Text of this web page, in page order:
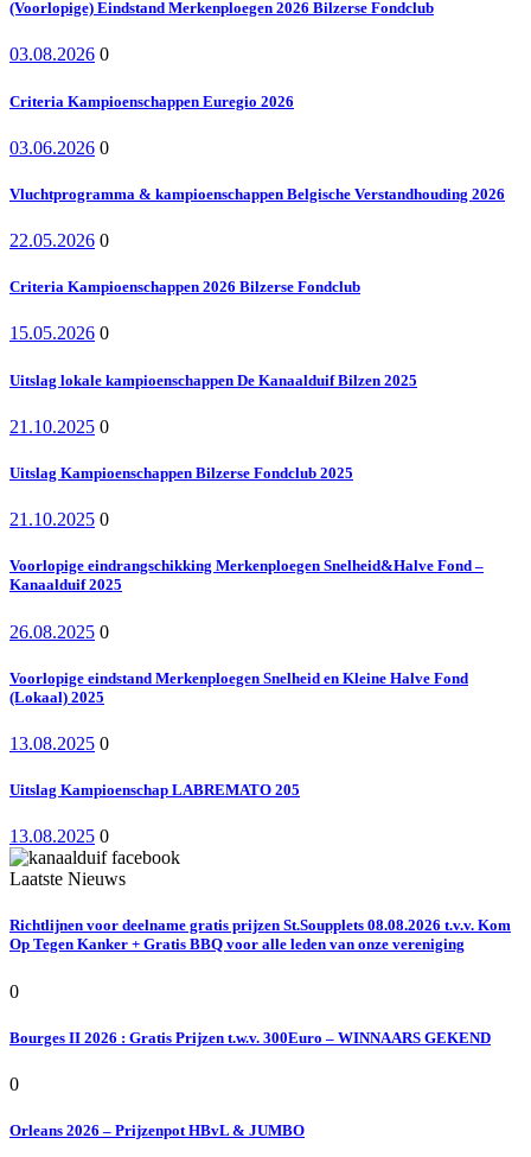
(Voorlopige) Eindstand Merkenploegen 2026 Bilzerse Fondclub
03.08.2026 0
Criteria Kampioenschappen Euregio 2026
03.06.2026 0
Vluchtprogramma & kampioenschappen Belgische Verstandhouding 2026
22.05.2026 0
Criteria Kampioenschappen 2026 Bilzerse Fondclub
15.05.2026 0
Uitslag lokale kampioenschappen De Kanaalduif Bilzen 2025
21.10.2025 0
Uitslag Kampioenschappen Bilzerse Fondclub 2025
21.10.2025 0
Voorlopige eindrangschikking Merkenploegen Snelheid&Halve Fond –
Kanaalduif 2025
26.08.2025 0
Voorlopige eindstand Merkenploegen Snelheid en Kleine Halve Fond
(Lokaal) 2025
13.08.2025 0
Uitslag Kampioenschap LABREMATO 205
13.08.2025 0
Laatste Nieuws
Richtlijnen voor deelname gratis prijzen St.Soupplets 08.08.2026 t.v.v. Kom
Op Tegen Kanker + Gratis BBQ voor alle leden van onze vereniging
0
Bourges II 2026 : Gratis Prijzen t.w.v. 300Euro – WINNAARS GEKEND
0
Orleans 2026 – Prijzenpot HBvL & JUMBO